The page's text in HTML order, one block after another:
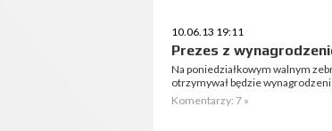
10.06.13 19:11
Prezes z
Na poniedziałkowym walnym
otrzymywał będzie
Komentarzy: 7 »